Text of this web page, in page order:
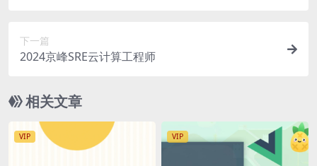
下一篇
2024京峰SRE云计算工程师
相关文章
VIP VIP